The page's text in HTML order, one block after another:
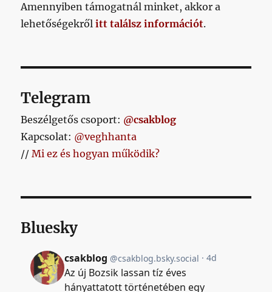
Amennyiben támogatnál minket, akkor a
lehetőségekrőlitt találsz információt.
Telegram
Beszélgetős csoport: @csakblog
Kapcsolat: @veghhanta
//Mi ez és hogyan működik?
Bluesky